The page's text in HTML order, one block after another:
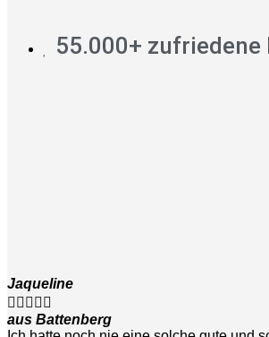
55.000+ zufriedene
Jaqueline
    
aus Battenberg